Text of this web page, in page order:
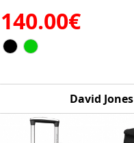
140.00€
David Jones